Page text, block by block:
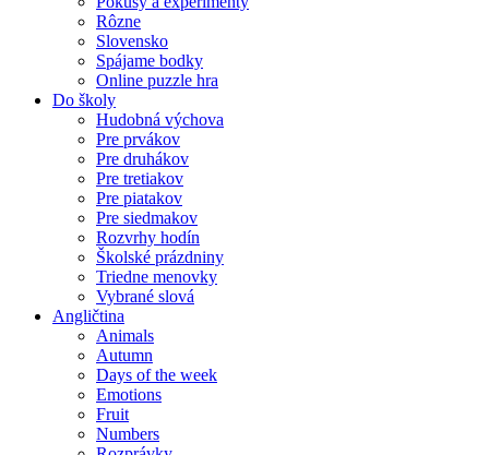
Rôzne
Slovensko
Spájame bodky
Online puzzle hra
Do školy
Hudobná výchova
Pre prvákov
Pre druhákov
Pre tretiakov
Pre piatakov
Pre siedmakov
Rozvrhy hodín
Školské prázdniny
Triedne menovky
Vybrané slová
Angličtina
Animals
Autumn
Days of the week
Emotions
Fruit
Numbers